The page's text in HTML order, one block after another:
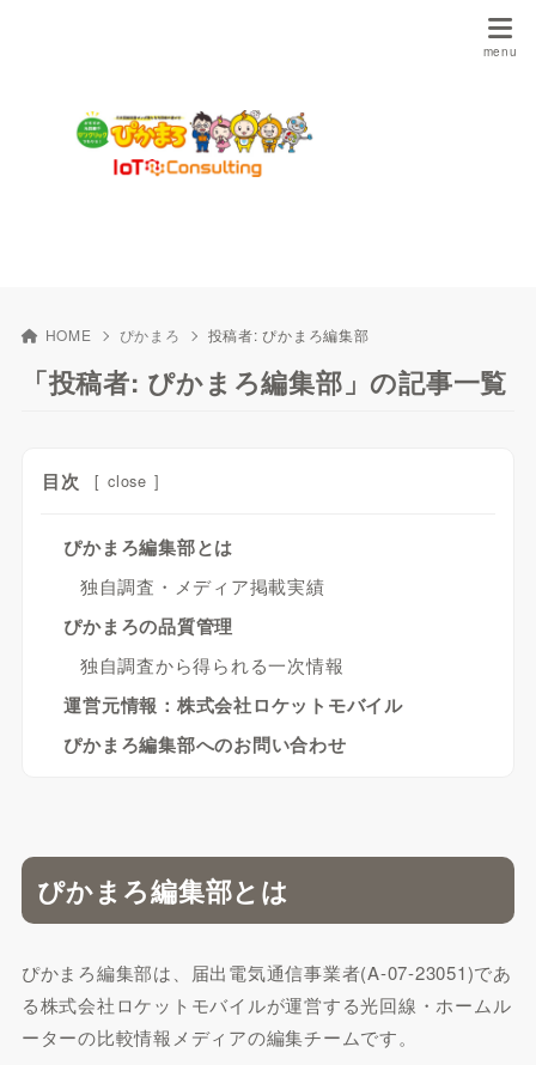
HOME ぴかまろ 投稿者:ぴかまろ編集部
「投稿者: ぴかまろ編集部」の記事一覧
目次 [ close ]
ぴかまろ編集部とは
独自調査・メディア掲載実績
ぴかまろの品質管理
独自調査から得られる一次情報
運営元情報：株式会社ロケットモバイル
ぴかまろ編集部へのお問い合わせ
ぴかまろ編集部とは
ぴかまろ編集部は、届出電気通信事業者(A-07-23051)であ
る株式会社ロケットモバイルが運営する光回線・ホームル
ーターの比較情報メディアの編集チームです。